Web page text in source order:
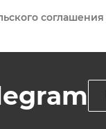
соглашения